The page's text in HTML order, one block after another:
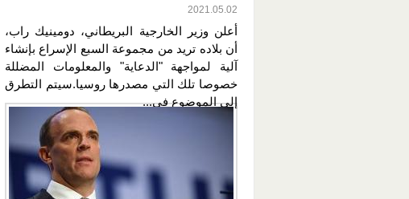
2021.05.02
أعلن وزير الخارجية البريطاني، دومينيك راب،
أن بلاده تريد من مجموعة السبع الإسراع بإنشاء
آلية لمواجهة "الدعاية" والمعلومات المضللة
خصوصا تلك التي مصدرها روسيا.سيتم التطرق
إلى الموضوع في...